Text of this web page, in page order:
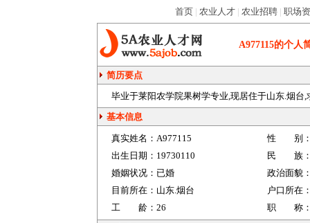
首页 | 农业人才 | 农业招聘 | 职场
A977115的个人
简历要点
毕业于莱阳农学院果树学专业,现居住于山东.烟
基本信息
真实姓名： A977115
性 别
出生日期： 19730110
民 族
婚姻状况： 已婚
政治面貌
目前所在： 山东.烟台
户口所在
工 龄： 26 职 称